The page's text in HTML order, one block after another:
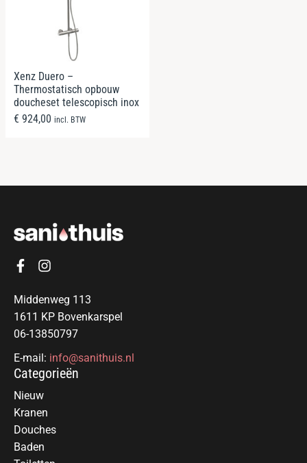
Xenz Duero –
Thermostatisch opbouw
doucheset telescopisch inox
€ 924,00 incl. BTW
Middenweg 113
1611 KP Bovenkarspel
06-13850797
E-mail: info@sanithuis.nl
Categorieën
Nieuw
Kranen
Douches
Baden